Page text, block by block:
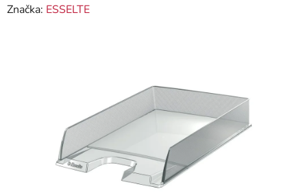
hodnotenie
Značka: ESSELTE